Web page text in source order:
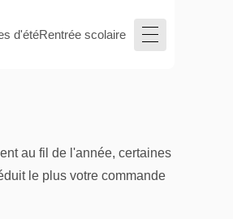
d'étéRentrée scolaire
au fil de l'année, certaines
le plus votre commande